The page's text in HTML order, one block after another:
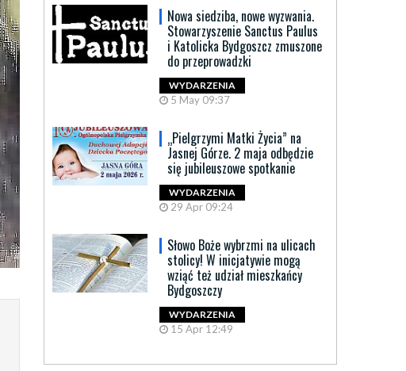
Nowa siedziba, nowe wyzwania.
Stowarzyszenie Sanctus Paulus
i Katolicka Bydgoszcz zmuszone
do przeprowadzki
WYDARZENIA
5 May 09:37
„Pielgrzymi Matki Życia” na
Jasnej Górze. 2 maja odbędzie
się jubileuszowe spotkanie
WYDARZENIA
29 Apr 09:24
Słowo Boże wybrzmi na ulicach
stolicy! W inicjatywie mogą
wziąć też udział mieszkańcy
Bydgoszczy
WYDARZENIA
15 Apr 12:49